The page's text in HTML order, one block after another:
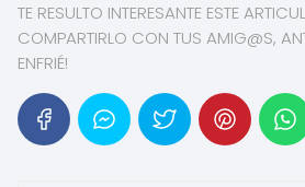
TE RESULTO INTERESANTE ESTE
COMPARTIRLO CON TUS AMIG@S,
ENFRIÉ!